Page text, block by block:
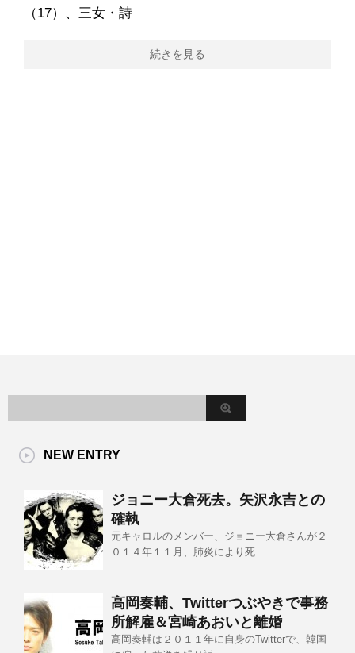
（17）、三女・詩
続きを見る
NEW ENTRY
ジョニー大倉死去。矢沢永吉との
確執
元キャロルのメンバー、ジョニー大倉さんが２
０１４年１１月、肺炎により死
高岡奏輔、Twitterつぶやきで事務
所解雇＆宮崎あおいと離婚
高岡奏輔は２０１１年に自身のTwitterで、韓国